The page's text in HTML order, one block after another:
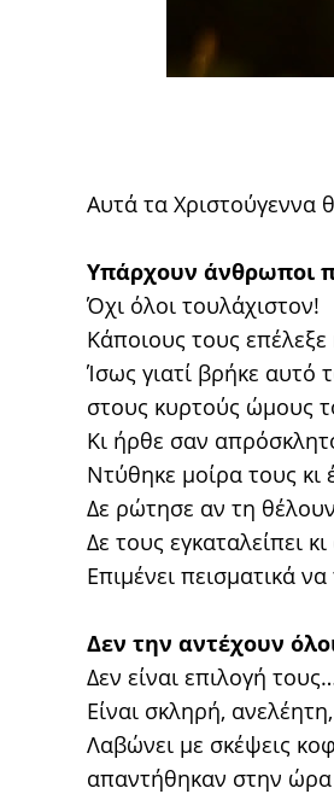
Αυτά τα Χριστούγεννα
Υπάρχουν άνθρωποι
Όχι όλοι τουλάχιστον!
Κάποιους τους
Ίσως γιατί βρήκε αυτό
στους κυρτούς ώμους
Κι ήρθε σαν
Ντύθηκε μοίρα τους κι
Δε ρώτησε αν τη
Δε τους εγκαταλείπει
Επιμένει πεισματικά
Δεν την αντέχουν
Δεν είναι επιλογή
Είναι σκληρή,
Λαβώνει με σκέψεις
απαντήθηκαν στην ώρα